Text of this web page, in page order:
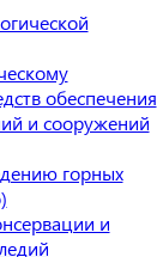
обеспечения
и сооружений
горных
и